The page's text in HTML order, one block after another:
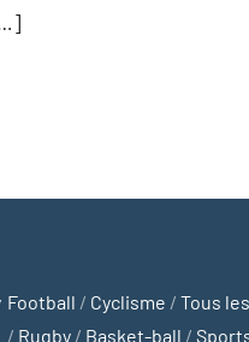
Football / Cyclisme /Tous
/ Rugby / Basket-ball /